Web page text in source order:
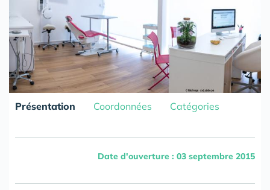
Présentation Coordonnées Catégories
Date d'ouverture : 03 septembre 2015